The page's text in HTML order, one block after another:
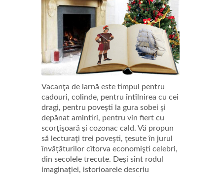
Vacanţa de iarnă este timpul pentru
cadouri, colinde, pentru întîlnirea cu cei
dragi, pentru poveşti la gura sobei şi
depănat amintiri, pentru vin fiert cu
scorţişoară şi cozonac cald. Vă propun
să lecturaţi trei poveşti, ţesute în jurul
învățăturilor cîtorva economişti celebri,
din secolele trecute. Deşi sînt rodul
imaginaţiei, istorioarele descriu